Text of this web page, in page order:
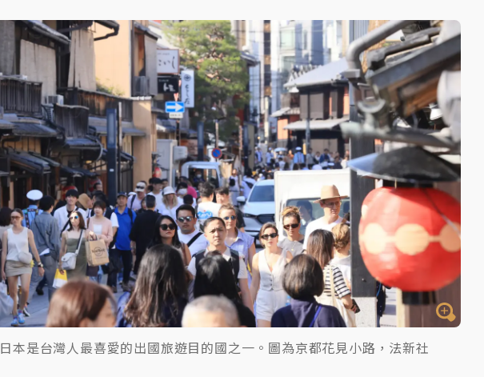
日本是台灣人最喜愛的出國旅遊目的國之一。圖為京都花見小路，法新社